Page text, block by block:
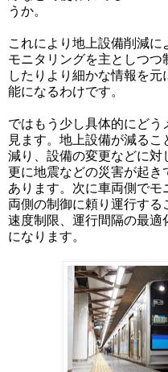
うか。
これにより地上設備削減
モニタリングを主としつつ
したりより細かな情報を
能になるわけです。
ではもう少し具体的にどう
見ます。地上設備が減る
減り、設備の変更などに対
更に地震などの災害が起き
あります。次に車両側で
両側の制御に頼り運行す
速度制限、運行間隔の最
になります。